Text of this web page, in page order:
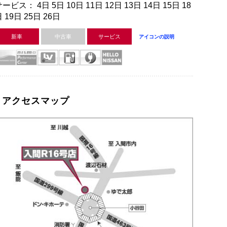
ービス： 4日 5日 10日 11日 12日 13日 14日 15日 18
19日 25日 26日
新車 中古車 サービス アイコンの説明
アクセスマップ